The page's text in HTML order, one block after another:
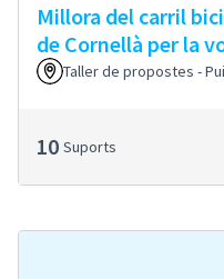
Millora del carril
de Cornellà per la
Taller de propostes -
10 Suports